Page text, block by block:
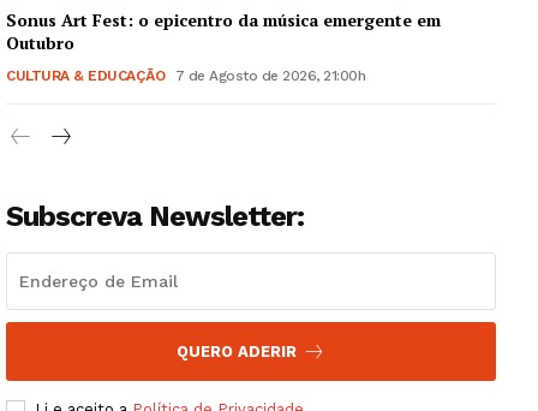
Guimarães, agora!
Institucional
Artigos
Edição Digital
Grande Entrevista
Sonus Art Fest: o epicentro da música emergente em
Outubro
CULTURA & EDUCAÇÃO 7 de Agosto de 2026, 21:00h
Subscreva Newsletter:
QUERO ADERIR